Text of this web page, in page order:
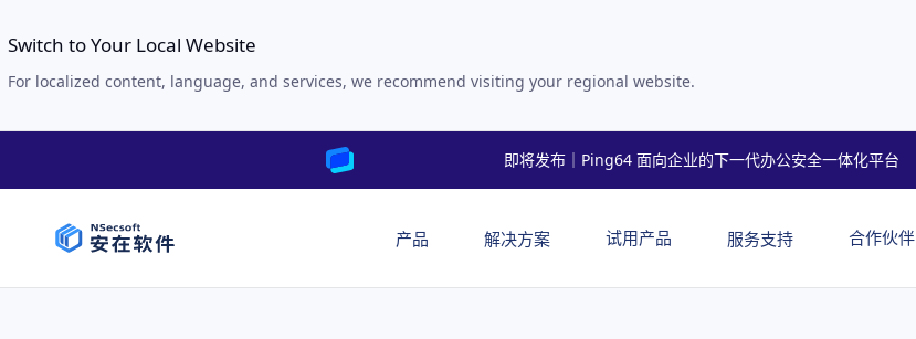
Switch to Your Local Website
For localized content, language, and services, we recommend visiting your regional website.
即将发布｜Ping64 面向企业的下一代办公安全一体化平台
产品 解决方案 试用产品 服务支持 合作伙伴